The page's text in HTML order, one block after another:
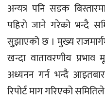
अन्यत्र पनि सडक
पहिरो जाने गरेको भन्दै
सुुझाएको छ । मुख्य
खन्दा वातावरणीय
अध्यनन गर्न भन्दै
रिपोर्ट माग गरिएको